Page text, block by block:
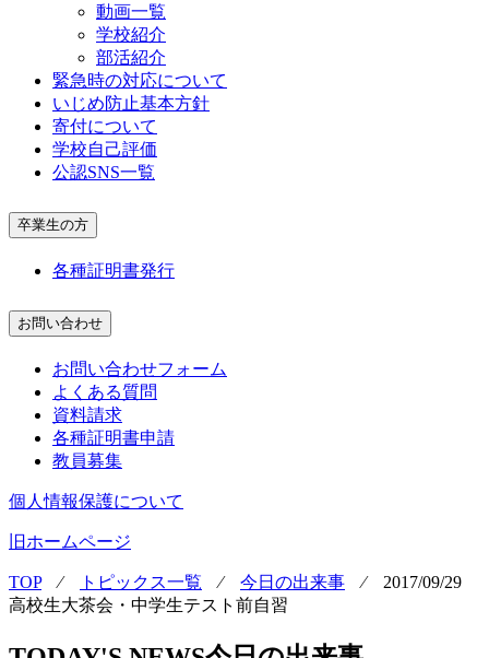
動画一覧
学校紹介
部活紹介
緊急時の対応について
いじめ防止基本方針
寄付について
学校自己評価
公認SNS一覧
卒業生の方
各種証明書発行
お問い合わせ
お問い合わせフォーム
よくある質問
資料請求
各種証明書申請
教員募集
個人情報保護について
旧ホームページ
TOP⁄ トピックス一覧 ⁄ 今日の出来事 ⁄ 2017/09/29
高校生大茶会・中学生テスト前自習